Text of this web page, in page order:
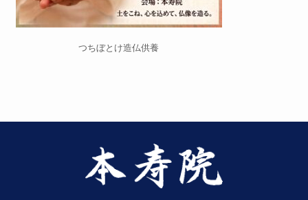
つちぼとけ造仏供養